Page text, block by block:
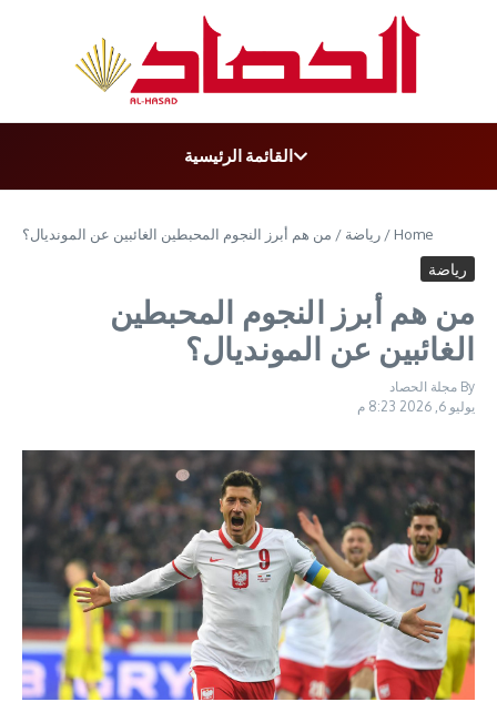
القائمة الرئيسية
Home
/ رﯾﺎﺿﺔ / من هم أبرز النجوم المحبطين الغائبين عن المونديال؟
رﯾﺎﺿﺔ
من هم أبرز النجوم المحبطين
الغائبين عن المونديال؟
By مجلة الحصاد
يوليو 6, 2026
8:23 م